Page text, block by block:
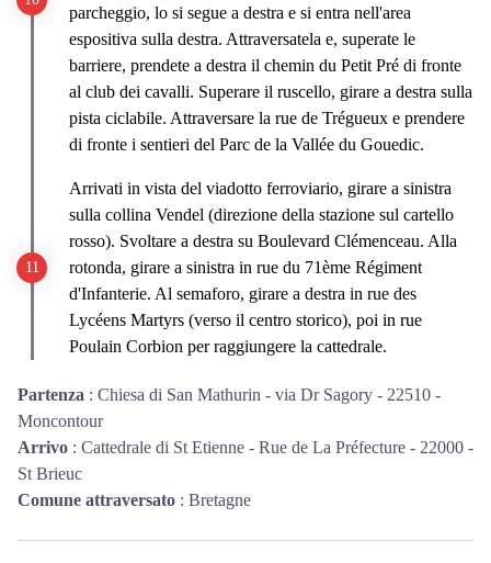
parcheggio, lo si segue a destra e si entra nell'area
espositiva sulla destra. Attraversatela e, superate le
barriere, prendete a destra il chemin du Petit Pré di fronte
al club dei cavalli. Superare il ruscello, girare a destra sulla
pista ciclabile. Attraversare la rue de Trégueux e prendere
di fronte i sentieri del Parc de la Vallée du Gouedic.
Arrivati in vista del viadotto ferroviario, girare a sinistra
sulla collina Vendel (direzione della stazione sul cartello
rosso). Svoltare a destra su Boulevard Clémenceau. Alla
rotonda, girare a sinistra in rue du 71ème Régiment
d'Infanterie. Al semaforo, girare a destra in rue des
Lycéens Martyrs (verso il centro storico), poi in rue
Poulain Corbion per raggiungere la cattedrale.
Partenza : Chiesa di San Mathurin - via Dr Sagory - 22510 -
Moncontour
Arrivo : Cattedrale di St Etienne - Rue de La Préfecture - 22000 -
St Brieuc
Comune attraversato : Bretagne